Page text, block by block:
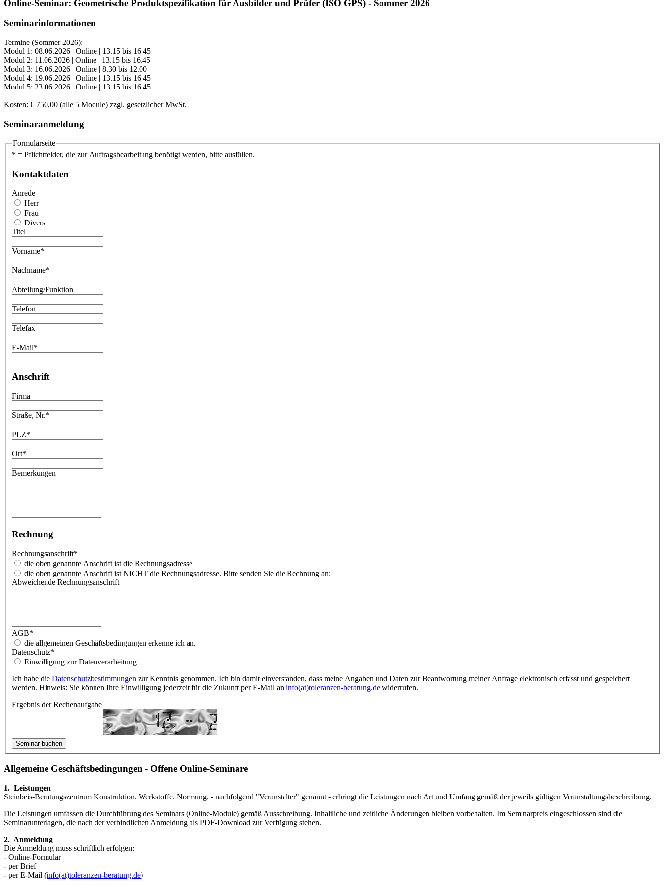
Online-Seminar: Geometrische Produktspezifikation für Ausbilder und Prüfer (ISO GPS) - Sommer 2026
Seminarinformationen
Termine (Sommer 2026):
Modul 1: 08.06.2026 | Online | 13.15 bis 16.45
Modul 2: 11.06.2026 | Online | 13.15 bis 16.45
Modul 3: 16.06.2026 | Online | 8.30 bis 12.00
Modul 4: 19.06.2026 | Online | 13.15 bis 16.45
Modul 5: 23.06.2026 | Online | 13.15 bis 16.45
Kosten: € 750,00 (alle 5 Module) zzgl. gesetzlicher MwSt.
Seminaranmeldung
Formularseite
* = Pflichtfelder, die zur Auftragsbearbeitung benötigt werden, bitte ausfüllen.
Kontaktdaten
Anrede
Herr
Frau
Divers
Titel
Vorname*
Nachname*
Abteilung/Funktion
Telefon
Telefax
E-Mail*
Anschrift
Firma
Straße, Nr.*
PLZ*
Ort*
Bemerkungen
Rechnung
Rechnungsanschrift*
die oben genannte Anschrift ist die Rechnungsadresse
die oben genannte Anschrift ist NICHT die Rechnungsadresse. Bitte senden Sie die Rechnung an:
Abweichende Rechnungsanschrift
AGB*
die allgemeinen Geschäftsbedingungen erkenne ich an.
Datenschutz*
Einwilligung zur Datenverarbeitung
Ich habe die Datenschutzbestimmungen zur Kenntnis genommen. Ich bin damit einverstanden, dass meine Angaben und Daten zur Beantwortung meiner Anfrage elektronisch erfasst und gespeichert
werden. Hinweis: Sie können Ihre Einwilligung jederzeit für die Zukunft per E-Mail an info(at)toleranzen-beratung.de widerrufen.
Ergebnis der Rechenaufgabe
Allgemeine Geschäftsbedingungen - Offene Online-Seminare
1. Leistungen
Steinbeis-Beratungszentrum Konstruktion. Werkstoffe. Normung. - nachfol­gend "Veranstalter" genannt - erbringt die Leistungen nach Art und Umfang gemäß der jeweils gültigen Veranstaltungsbeschreibung.
Die Leistungen umfassen die Durchführung des Seminars (Online-Module) gemäß Aus­schrei­bung. Inhaltliche und zeitliche Änderungen bleiben vorbe­halten. Im Seminar­preis eingeschlossen sind die
Seminarunterlagen, die nach der verbindlichen Anmeldung als PDF-Download zur Verfügung stehen.
2. Anmeldung
Die Anmeldung muss schriftlich erfolgen:
- Online-Formular
- per Brief
- per E-Mail (info(at)toleranzen-beratung.de)